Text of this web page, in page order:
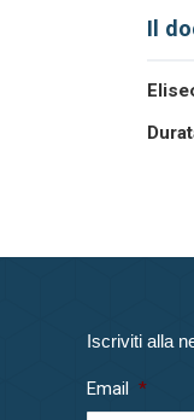
Il
Iscriviti alla
Email *